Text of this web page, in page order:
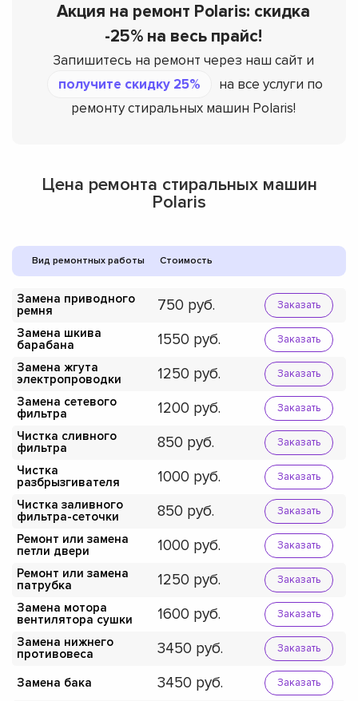
Акция на ремонт Polaris: скидка
-25% на весь прайс!
Запишитесь на ремонт через наш сайт и
получите скидку 25%
на все услуги по
ремонту стиральных машин Polaris!
Цена ремонта стиральных машин
Polaris
Вид ремонтных работы Стоимость
Замена приводного
ремня
750 Заказать
Замена шкива
барабана
1550 Заказать
Замена жгута
электропроводки
1250 Заказать
Замена сетевого
фильтра
1200 Заказать
Чистка сливного
фильтра
850 Заказать
Чистка
разбрызгивателя
1000 Заказать
Чистка заливного
фильтра-сеточки
850 Заказать
Ремонт или замена
петли двери
1000 Заказать
Ремонт или замена
патрубка
1250 Заказать
Замена мотора
вентилятора сушки
1600 Заказать
Замена нижнего
противовеса
3450 Заказать
Замена бака 3450 Заказать